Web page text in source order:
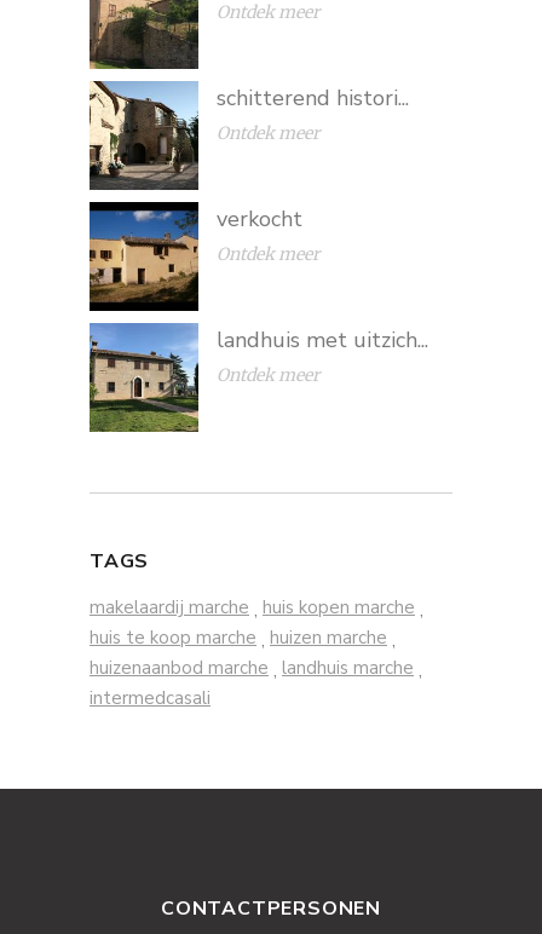
Ontdek meer
schitterend histori...
Ontdek meer
verkocht
Ontdek meer
landhuis met uitzich...
Ontdek meer
TAGS
makelaardij marche , huis kopen marche ,
huis te koop marche , huizen marche ,
huizenaanbod marche , landhuis marche ,
intermedcasali
CONTACTPERSONEN